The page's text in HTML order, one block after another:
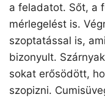
a feladatot. Sőt, a
mérlegelést is.
szoptatással is,
bizonyult.
sokat erősödött,
szopizni.